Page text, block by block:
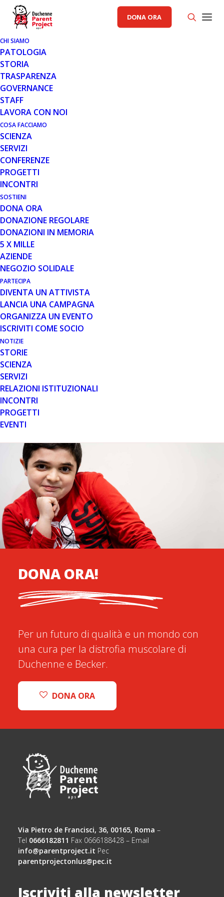
DONA ORA
CHI SIAMO
PATOLOGIA
STORIA
TRASPARENZA
GOVERNANCE
STAFF
LAVORA CON NOI
COSA FACCIAMO
SCIENZA
SERVIZI
CONFERENZE
PROGETTI
INCONTRI
SOSTIENI
DONA ORA
DONAZIONE REGOLARE
DONAZIONI IN MEMORIA
5 X MILLE
AZIENDE
NEGOZIO SOLIDALE
PARTECIPA
DIVENTA UN ATTIVISTA
LANCIA UNA CAMPAGNA
ORGANIZZA UN EVENTO
ISCRIVITI COME SOCIO
NOTIZIE
STORIE
SCIENZA
SERVIZI
RELAZIONI ISTITUZIONALI
INCONTRI
PROGETTI
EVENTI
23 SET 2007
COMUNICATO 23.09.07
Il 6% della popolazione mondiale e' affetto da una
Leggi tutto
MESE: SETTEMBRE 2007
5 SET 2007
UTROFINA CON IL VOX C1100
Con l'Utrofina si apre una nuova strada per
sconfiggere la distrofia muscolare di
Duchenne Entro due anni la sperimentazione
sull'uomo con il VOX C…
DONA ORA!
Per un futuro di qualità e un mondo con
una cura per la distrofia muscolare di
Duchenne e Becker.
DONA ORA
Via Pietro de Francisci, 36, 00165, Roma –
Tel 0666182811 Fax 0666188428 – Email
info@parentproject.it Pec
parentprojectonlus@pec.it
Iscriviti alla newsletter